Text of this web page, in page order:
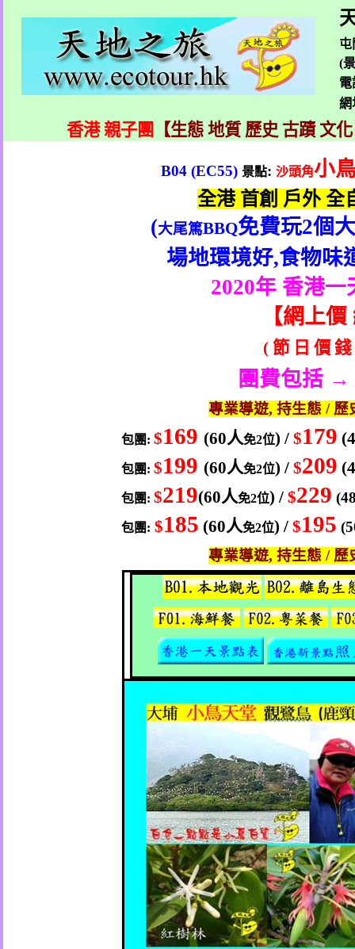
屯
(
電
香港 親子團 【生態 地質 歷史 古蹟 文
B04 (EC55) 景點: 沙頭角小
全港 首創 戶外 全
(大尾篤BBQ免費玩2個
場地環境好,食物味
2020年 香港一
【網上價
( 節 日 價 錢
團費包括
專業導遊, 持生態 / 歷
包團:$169 (60人免2位) /$179
包團:$199 (60人免2位) /$209
包團:$219(60人免2位) /$229
包團: $185 (60人免2位) /$195
專業導遊, 持生態 / 歷